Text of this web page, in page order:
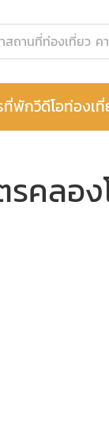
ที่พักวีดีโอท่องเที่
รคลอ